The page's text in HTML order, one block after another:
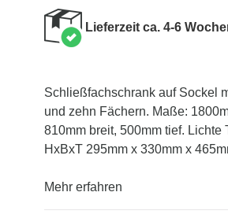
Lieferzeit ca. 4-6
Schließfachschrank auf Sockel
und zehn Fächern. Maße:
810mm breit, 500mm tief. Lichte
HxBxT 295mm x 330mm x
Mehr erfahren